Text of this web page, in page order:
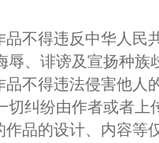
不得违反中华人民
辱、诽谤及宣扬种族
不得违法侵害他人
切纠纷由作者或者上
品的设计、内容等